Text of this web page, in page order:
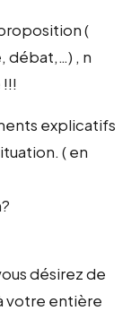
(
débat,…) , n
explicatifs
( en
désirez de
votre entière